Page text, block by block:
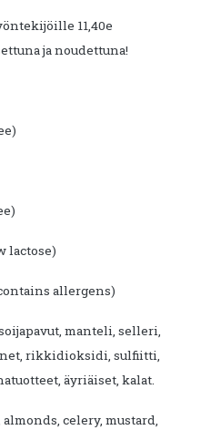
11,40e
ja noudettuna!
lactose)
allergens)
manteli, selleri,
rikkidioksidi, sulfiitti,
äyriäiset, kalat.
celery, mustard,